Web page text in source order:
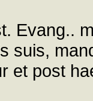
Evang..
suis,
et post